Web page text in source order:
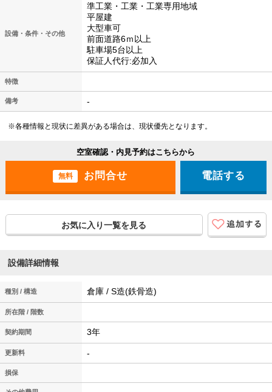
設備・条件・その他
準工業・工業・工業専用地域
平屋建
大型車可
前面道路6ｍ以上
駐車場5台以上
保証人代行:必加入
特徴
備考 -
※各種情報と現状に差異がある場合は、現状優先となります。
空室確認・内見予約はこちらから
無料 電話する
お気に入り一覧を見る
設備詳細情報
種別 / 構造 倉庫 / S造(鉄骨造)
所在階 / 階数
契約期間 3年
更新料 -
損保